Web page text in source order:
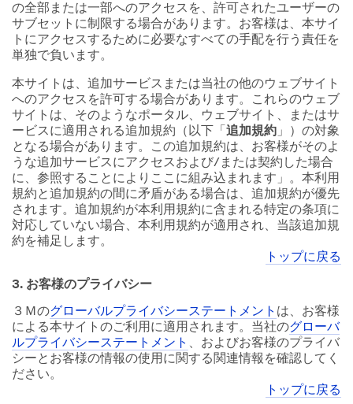
の全部または一部へのアクセスを、許可されたユーザーの
サブセットに制限する場合があります。お客様は、本サイ
トにアクセスするために必要なすべての手配を行う責任を
単独で負います。
本サイトは、追加サービスまたは当社の他のウェブサイト
へのアクセスを許可する場合があります。これらのウェブ
サイトは、そのようなポータル、ウェブサイト、またはサ
ービスに適用される追加規約（以下「 追加規約 」）の対象
となる場合があります。この追加規約は、お客様がそのよ
うな追加サービスにアクセスおよび/または契約した場合
に、参照することによりここに組み込まれます」。本利用
規約と追加規約の間に矛盾がある場合は、追加規約が優先
されます。追加規約が本利用規約に含まれる特定の条項に
対応していない場合、本利用規約が適用され、当該追加規
約を補足します。
トップに戻る
3. お客様のプライバシー
３Ｍのグローバルプライバシーステートメント は、お客様
による本サイトのご利用に適用されます。当社のグローバ
ルプライバシーステートメント 、およびお客様のプライバ
シーとお客様の情報の使用に関する関連情報を確認してく
ださい。
トップに戻る